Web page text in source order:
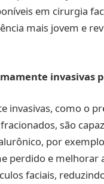
em cirurgia
mais jovem e
invasivas
invasivas, como o
são
por
perdido e melhorar
faciais,